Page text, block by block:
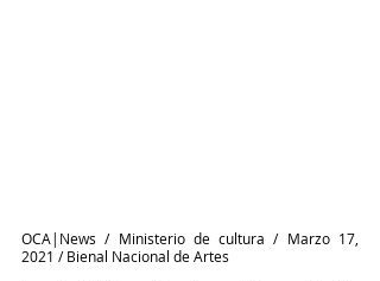
OCA|News / Ministerio de cultura / Marzo 17,
2021 / Bienal Nacional de Artes